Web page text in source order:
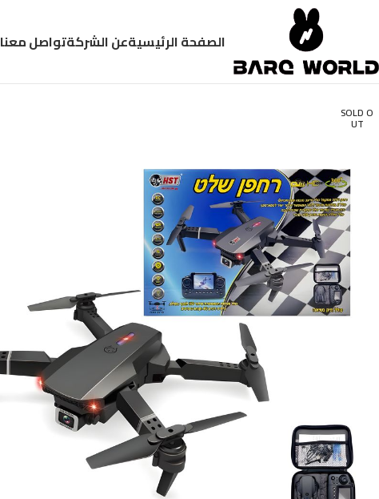
الصفحة الرئيسيةعن الشركةتواصل معنا
SOLD O
UT